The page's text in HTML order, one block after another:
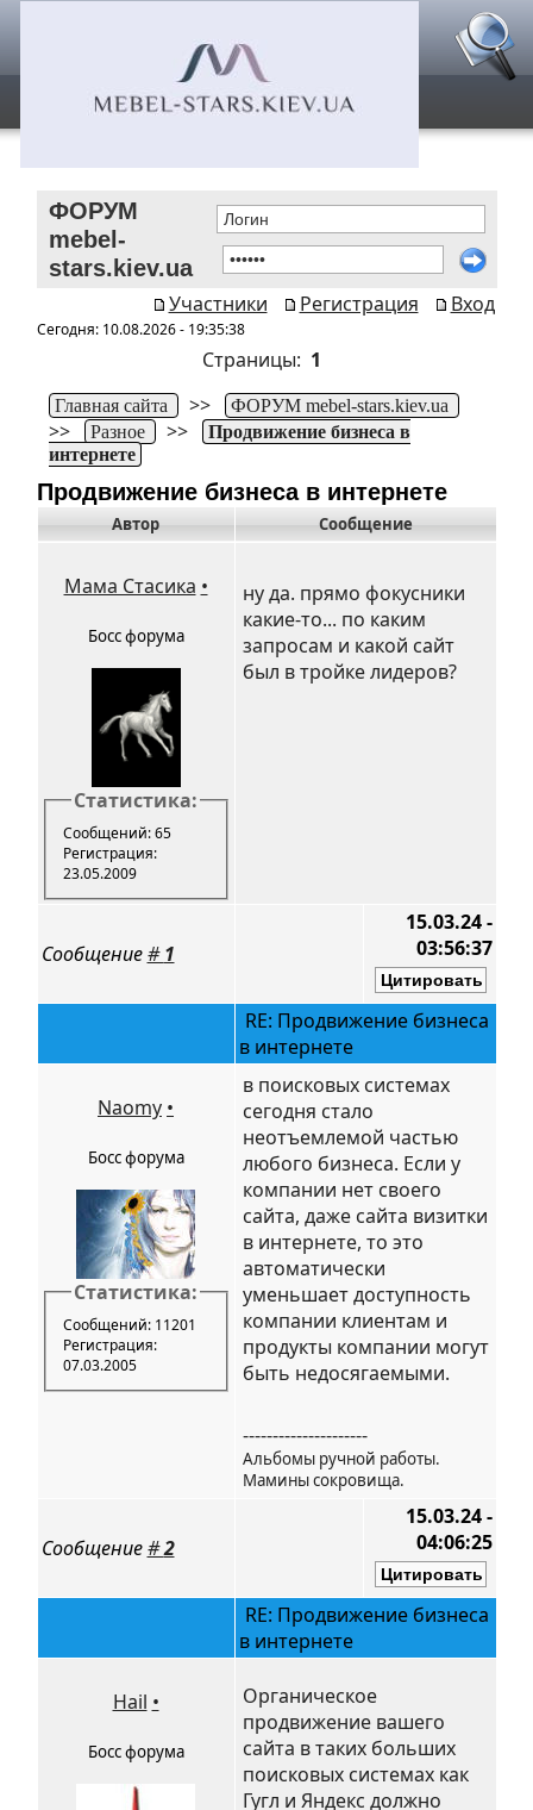
ФОРУМ
mebel-
stars.kiev.ua
Участники
Регистрация Вход
Сегодня: 10.08.2026 - 19:35:38
Страницы: 1
Главная сайта >> ФОРУМ mebel-stars.kiev.ua
>> Разное >>
Продвижение бизнеса в
интернете
Продвижение бизнеса в интернете
Автор Сообщение
Мама Стасика •
Босс форума
Статистика:
Сообщений: 65
Регистрация:
23.05.2009
ну да. прямо фокусники
какие-то... по каким
запросам и какой сайт
был в тройке лидеров?
Сообщение#1
15.03.24 -
03:56:37
RE: Продвижение бизнеса
в интернете
Naomy •
Босс форума
Статистика:
Сообщений: 11201
Регистрация:
07.03.2005
в поисковых системах
сегодня стало
неотъемлемой частью
любого бизнеса. Если у
компании нет своего
сайта, даже сайта визитки
в интернете, то это
автоматически
уменьшает доступность
компании клиентам и
продукты компании могут
быть недосягаемыми.
---------------------
Альбомы ручной работы.
Мамины сокровища.
Сообщение#2
15.03.24 -
04:06:25
RE: Продвижение бизнеса
в интернете
Hail •
Босс форума
Органическое
продвижение вашего
сайта в таких больших
поисковых системах как
Гугл и Яндекс должно